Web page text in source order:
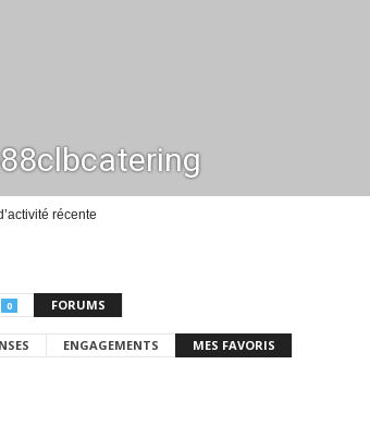
récente
0 FORUMS
ENGAGEMENTS MES FAVORIS